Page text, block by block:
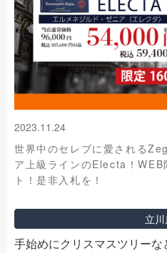
2023.11.24
世界中のセレブに愛される
ア上級ラインのElecta！WEB
ト！是非入札を！
立
手始めにクリスマスツリー